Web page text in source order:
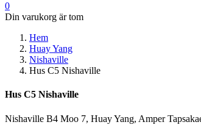
0
Din varukorg är tom
Hem
Huay Yang
Nishaville
Hus C5 Nishaville
Hus C5 Nishaville
Nishaville B4 Moo 7, Huay Yang, Amper